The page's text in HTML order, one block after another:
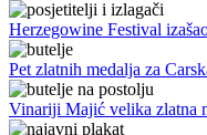
Herzegowine Festival
Pet zlatnih medalja za
Vinariji Majić velika zlatna